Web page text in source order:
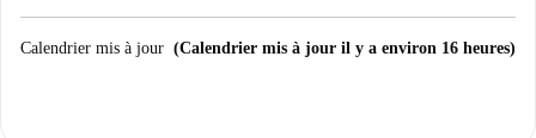
Calendrier mis à jour (Calendrier mis à jour il y a environ 16 heures)